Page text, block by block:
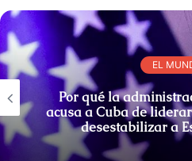
EL
Por qué la
acusa a Cuba de
desestabilizar a